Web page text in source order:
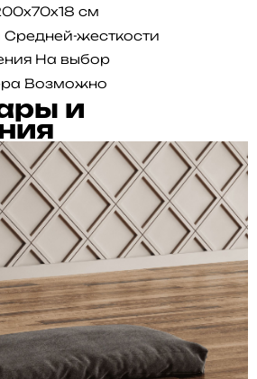
см
Средней-жесткости
На выбор
Возможно
и